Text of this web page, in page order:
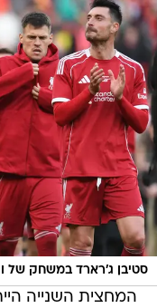
סטיבן ג'רארד במשחק של
המחצית השנייה
מוחמד זידאן